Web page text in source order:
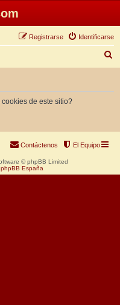
Identificarse
Registrarse
u
de este sitio?
El Equipo
Contáctenos
© phpBB Limited
phpBB España